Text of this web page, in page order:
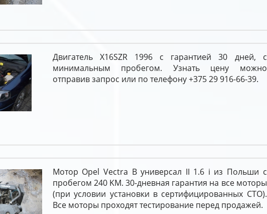
Двигатель X16SZR 1996 с гарантией 30 дней, с
минимальным пробегом. Узнать цену можно
отправив запрос или по телефону +375 29 916-66-39.
Мотор Opel Vectra B универсал II 1.6 i из Польши с
пробегом 240 KM. 30-дневная гарантия на все моторы
(при условии установки в сертифицированных СТО).
Все моторы проходят тестирование перед продажей.